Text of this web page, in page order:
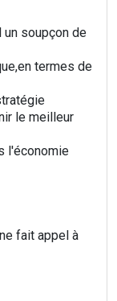
un soupçon de
termes de
le meilleur
l'économie
fait appel à